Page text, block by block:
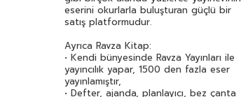
eserini okurlarla buluşturan güçlü bir
satış platformudur.
Ayrıca Ravza Kitap:
• Kendi bünyesinde Ravza Yayınları ile
yayıncılık yapar, 1500 den fazla eser
yayınlamıştır,
• Defter, ajanda, planlayıcı, bez çanta